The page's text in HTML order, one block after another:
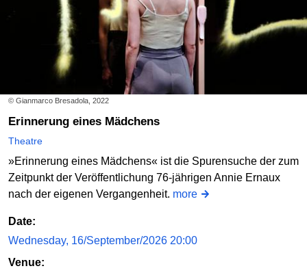
© Gianmarco Bresadola, 2022
Erinnerung eines Mädchens
Theatre
»Erinnerung eines Mädchens« ist die Spurensuche der zum
Zeitpunkt der Veröffentlichung 76-jährigen Annie Ernaux
nach der eigenen Vergangenheit. more
Date:
Wednesday, 16/September/2026 20:00
Venue: